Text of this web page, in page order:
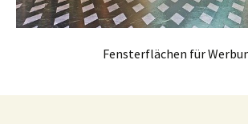
Fensterflächen für